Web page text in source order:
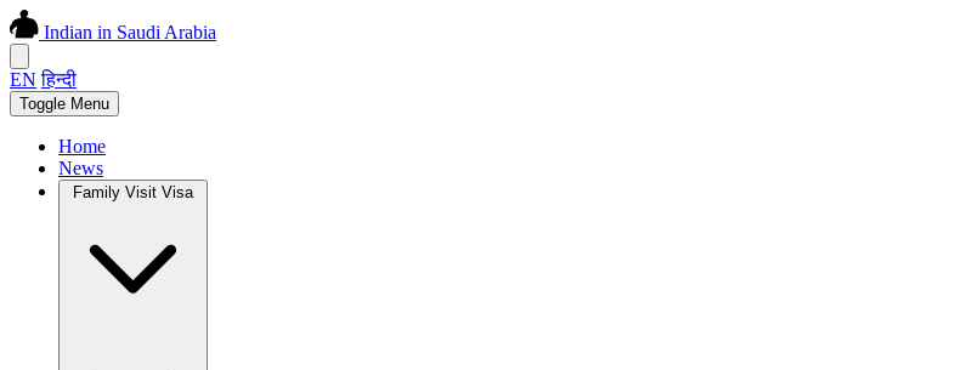
Indian in Saudi Arabia
EN हिन्दी
Toggle Menu
Home
News
Family Visit Visa